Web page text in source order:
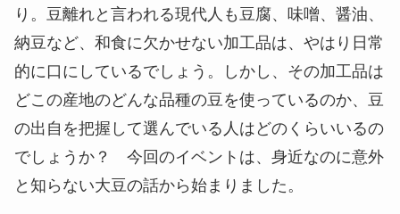
り。豆離れと言われる現代人も豆腐、味噌、醤油、
納豆など、和食に欠かせない加工品は、やはり日常
的に口にしているでしょう。しかし、その加工品は
どこの産地のどんな品種の豆を使っているのか、豆
の出自を把握して選んでいる人はどのくらいいるの
でしょうか？ 今回のイベントは、身近なのに意外
と知らない大豆の話から始まりました。